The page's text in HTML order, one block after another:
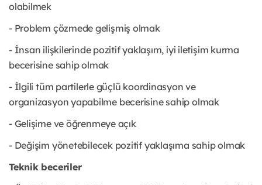
olabilmek
- Problem çözmede gelişmiş olmak
- İnsan ilişkilerinde pozitif yaklaşım, iyi iletişim kurma
becerisine sahip olmak
- İlgili tüm partilerle güçlü koordinasyon ve
organizasyon yapabilme becerisine sahip olmak
- Gelişime ve öğrenmeye açık
- Değişim yönetebilecek pozitif yaklaşıma sahip olmak
Teknik beceriler